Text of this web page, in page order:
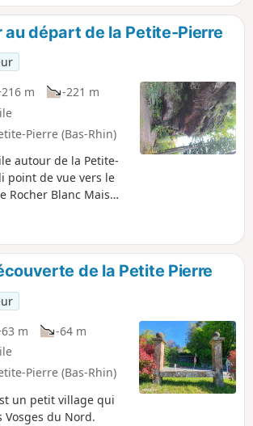
au départ de la Petite-Pierre
m
-221 m
Pierre (Bas-Rhin)
autour de la Petite-
point de vue vers le
Rocher Blanc Mais
de la Petite Pierre
m
-64 m
Pierre (Bas-Rhin)
un petit village qui
Vosges du Nord.